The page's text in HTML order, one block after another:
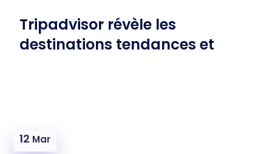
Tripadvisor révèle les
destinations tendances et
12 Mar